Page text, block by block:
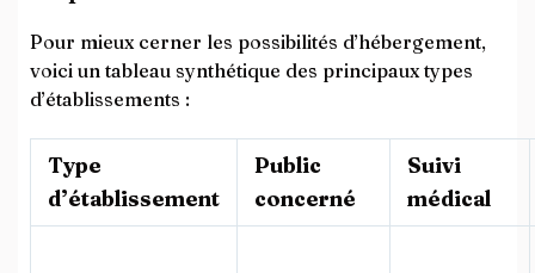
Pour mieux cerner les possibilités d’hébergement,
voici un tableau synthétique des principaux types
d’établissements :
Type
d’établissement
Public
concerné
Suivi
médical